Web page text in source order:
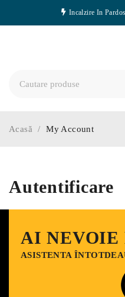
Incalzire In
Acasă / My Account
Autentificare
AI NEVOIE
ASISTENTA